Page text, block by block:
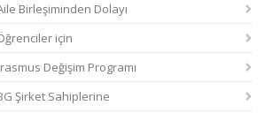
Birleşiminden Dolayı
için
Değişim Programı
Şirket Sahiplerine